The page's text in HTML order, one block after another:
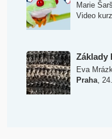
Marie
Video kurz
Základy
Eva
Praha,